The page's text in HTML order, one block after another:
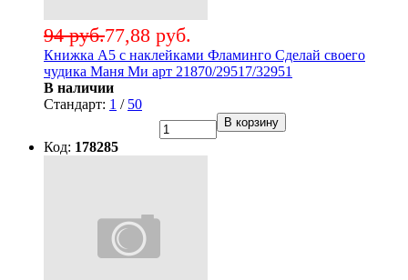
77,88 руб.
94 руб.
Книжка А5 с наклейками Фламинго Сделай своего
чудика Маня Ми арт 21870/29517/32951
В наличии
Стандарт: 1 / 50
В корзину
Код: 178285